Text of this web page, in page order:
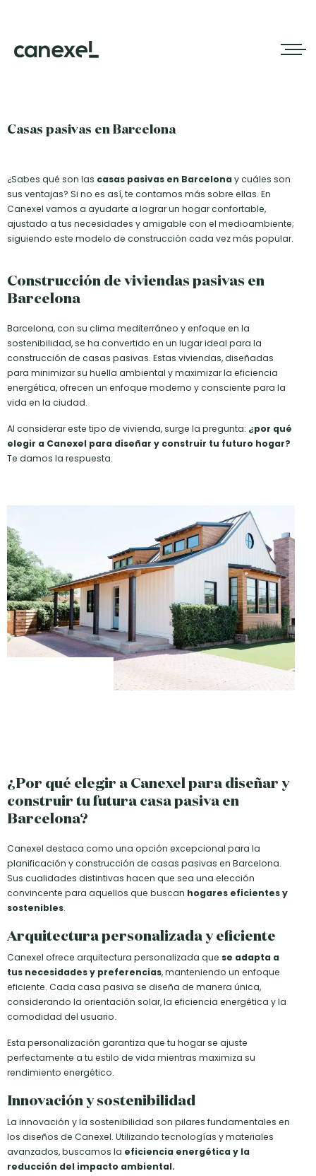
Casas pasivas en Barcelona
¿Sabes qué son las casas pasivas en Barcelonay cuáles son
sus ventajas? Si no es así, te contamos más sobre ellas. En
Canexel vamos a ayudarte a lograr un hogar confortable,
ajustado a tus necesidades y amigable con el medioambiente;
siguiendo este modelo de construcción cada vez más popular.
Construcción de viviendas pasivas en
Barcelona
Barcelona, con su clima mediterráneo y enfoque en la
sostenibilidad, se ha convertido en un lugar ideal para la
construcción de casas pasivas. Estas viviendas, diseñadas
para minimizar su huella ambiental y maximizar la eficiencia
energética, ofrecen un enfoque moderno y consciente para la
vida en la ciudad.
Al considerar este tipo de vivienda, surge la pregunta: ¿por qué
elegir a Canexel para diseñar y construir tu futuro hogar?
Te damos la respuesta.
¿Por qué elegir a Canexel para diseñar y
construir tu futura casa pasiva en
Barcelona?
Canexel destaca como una opción excepcional para la
planificación y construcción de casas pasivas en Barcelona.
Sus cualidades distintivas hacen que sea una elección
convincente para aquellos que buscan hogares eficientes y
sostenibles.
Arquitectura personalizada y eficiente
Canexel ofrece arquitectura personalizada que se adapta a
tus necesidades y preferencias, manteniendo un enfoque
eficiente. Cada casa pasiva se diseña de manera única,
considerando la orientación solar, la eficiencia energética y la
comodidad del usuario.
Esta personalización garantiza que tu hogar se ajuste
perfectamente a tu estilo de vida mientras maximiza su
rendimiento energético.
Innovación y sostenibilidad
La innovación y la sostenibilidad son pilares fundamentales en
los diseños de Canexel. Utilizando tecnologías y materiales
avanzados, buscamos la eficiencia energética y la
reducción del impacto ambiental.